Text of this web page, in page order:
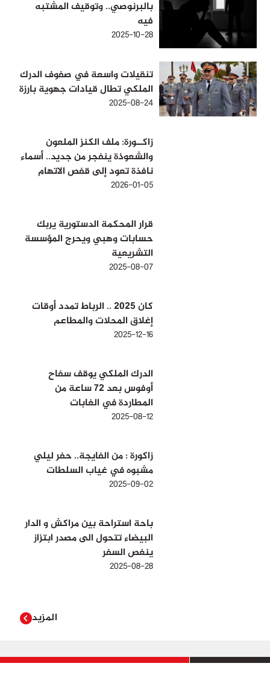
بالبرنوصي.. وتوقيف المشتبه
فيه
2025-10-28
تنقيلات واسعة في صفوف الدرك
الملكي تطال قيادات جهوية بارزة
2025-08-24
زاكــورة: ملف الكنز الملعون
والشعوذة ينفجر من جديد.. أسماء
نافذة تعود إلى قفص الاتهام
2026-01-05
قرار المحكمة الدستورية يربك
حسابات وهبي ويحرج المؤسسة
التشريعية
2025-08-07
كان 2025 .. الرباط تمدد أوقات
إغلاق المحلات والمطاعم
2025-12-16
الدرك الملكي يوقف سفاح
أوفوس بعد 72 ساعة من
المطاردة في الغابات
2025-08-12
زاكورة : من الفايجة.. حفر ليلي
مشبوه في غياب السلطات
2025-09-02
باحة استراحة بين مراكش و الدار
البيضاء تتحول الى مصدر ابتزاز
ينغص السفر
2025-08-28
المزيد